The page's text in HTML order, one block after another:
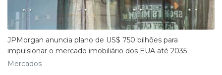
JPMorgan anuncia plano de US$ 750 bilhões para
impulsionar o mercado imobiliário dos EUA até 2035
Mercados